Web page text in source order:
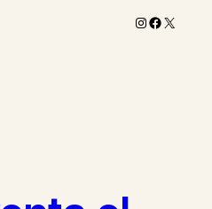
Instagram
X